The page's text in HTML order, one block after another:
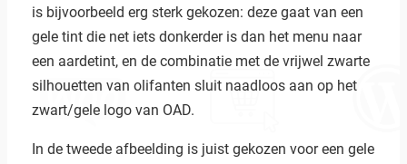
is bijvoorbeeld erg sterk gekozen: deze gaat van een
gele tint die net iets donkerder is dan het menu naar
een aardetint, en de combinatie met de vrijwel zwarte
silhouetten van olifanten sluit naadloos aan op het
zwart/gele logo van OAD.
In de tweede afbeelding is juist gekozen voor een gele